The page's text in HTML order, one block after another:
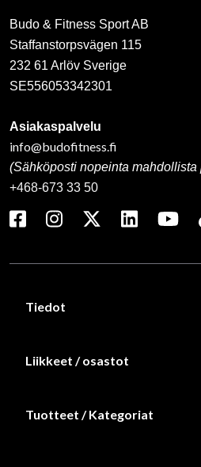
Budo & Fitness Sport AB
Staffanstorpsvägen 115
232 61 Arlöv Sverige
SE556053342301
Asiakaspalvelu
info@budofitness.fi
(Sähköposti nopeinta mahdollista
+468-673 33 50
Tiedot
Liikkeet / osastot
Tuotteet / Kategoriat